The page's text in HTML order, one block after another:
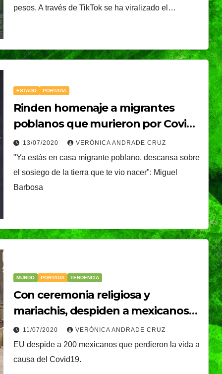
pesos. A través de TikTok se ha viralizado el…
ESTADO PORTADA
Rinden homenaje a migrantes
poblanos que murieron por Covid-
1913/07/2020 VERÓNICA ANDRADE CRUZ
"Ya estás en casa migrante poblano, descansa sobre
el sosiego de la tierra que te vio nacer": Miguel
Barbosa
MUNDO PORTADA TENDENCIA
Con ceremonia religiosa y
mariachis, despiden a mexicanos
en EEUU
11/07/2020 VERÓNICA ANDRADE CRUZ
EU despide a 200 mexicanos que perdieron la vida a
causa del Covid19.
el
que
Oreo® y BTS lanzan
su edición limitada
en México
30/07/2026